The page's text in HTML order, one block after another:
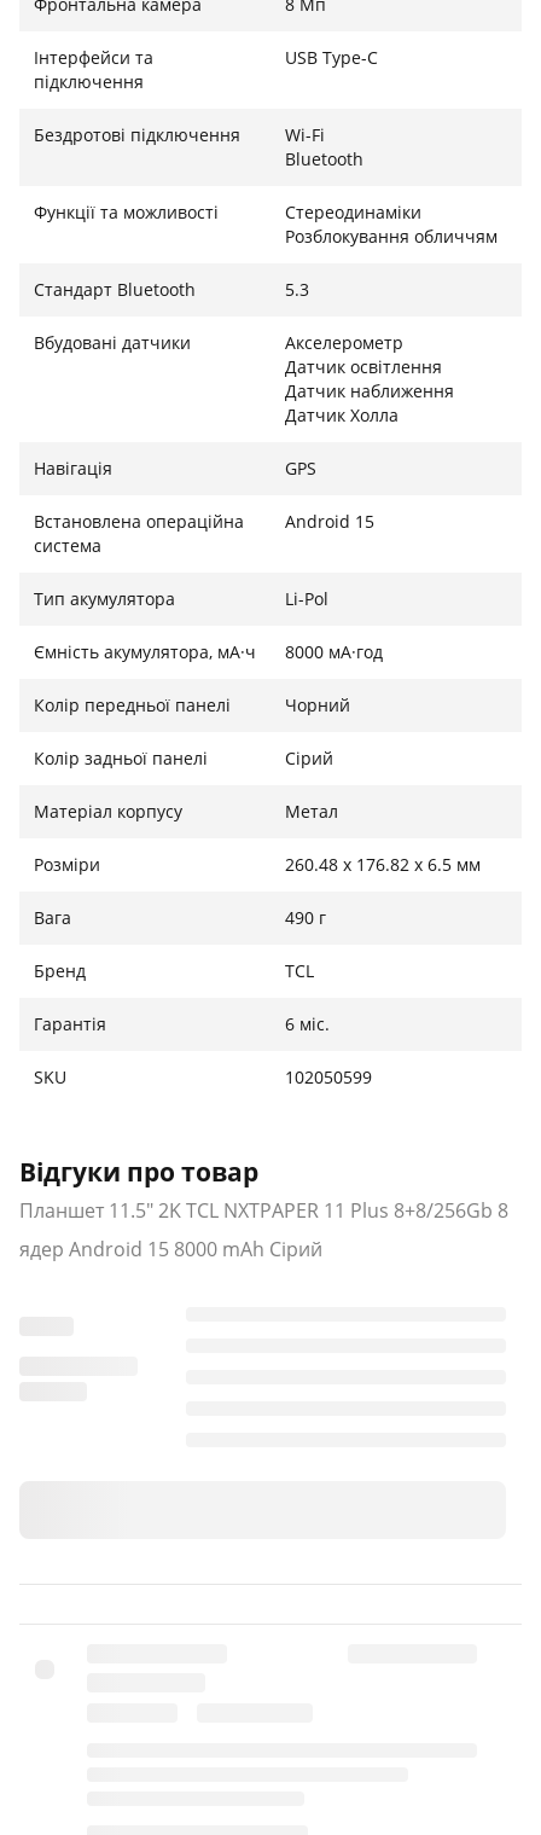
Інтерфейси та
підключення
USB Type-C
Бездротові підключення
Wi-Fi
Bluetooth
Функції та можливості
Стереодинаміки
Розблокування обличчям
Стандарт Bluetooth 5.3
Вбудовані датчики
Акселерометр
Датчик освітлення
Датчик наближення
Датчик Холла
Навігація GPS
Встановлена ​​операційна
система
Android 15
Тип акумулятора Li-Pol
Ємність акумулятора, мА·ч 8000 мА·год
Колір передньої панелі Чорний
Колір задньої панелі Сірий
Матеріал корпусу Метал
Розміри 260.48 x 176.82 x 6.5 мм
Вага 490 г
Бренд TCL
Гарантія 6 міс.
SKU 102050599
Відгуки про товар
Планшет 11.5" 2K TCL NXTPAPER 11 Plus 8+8/256Gb 8
ядер Android 15 8000 mAh Сірий